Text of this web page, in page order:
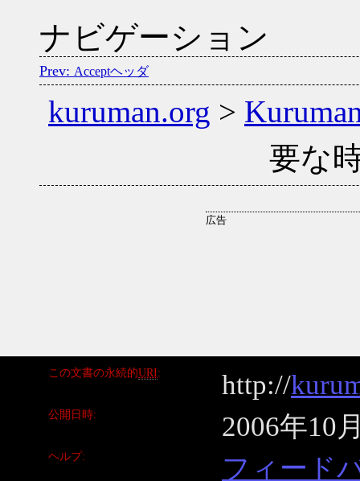
ナビゲーション
Acceptヘッダ
kuruman.org >
要な
この文書の永続的URI http://
公開日時 2006年10
ヘルプ フィード